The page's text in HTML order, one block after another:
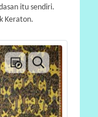
itu sendiri.
Keraton.